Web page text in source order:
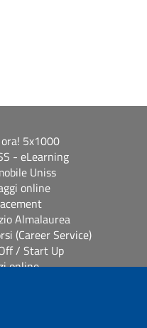
5x1000
- eLearning
Uniss
online
Almalaurea
(Career Service)
/ Start Up
online